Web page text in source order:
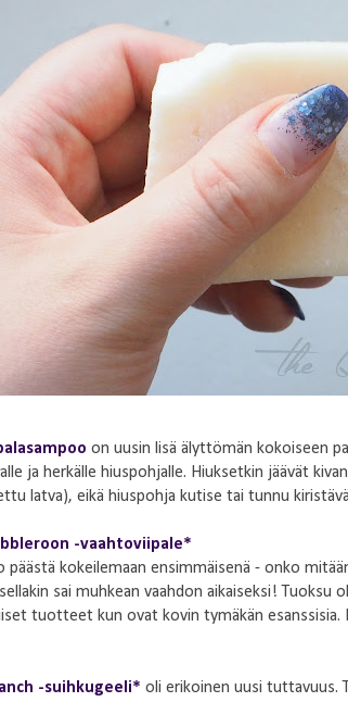
on uusin lisä älyttömän kokoiseen
ja herkälle hiuspohjalle. Hiuksetkin jäävät
latva), eikä hiuspohja kutise tai tunnu
-vaahtoviipale*
päästä kokeilemaan ensimmäisenä - onko
sai muhkean vaahdon aikaiseksi! Tuoksu
tuotteet kun ovat kovin tymäkän esanssisia.
-suihkugeeli* oli erikoinen uusi tuttavuus.